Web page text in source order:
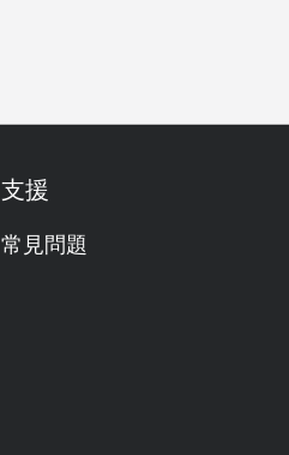
支援
常見問題